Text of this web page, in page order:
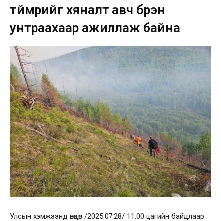
түймрийг хяналт авч бүрэн
унтраахаар ажиллаж байна
Улсын хэмжээнд өнөөдөр /2025.07.28/ 11:00 цагийн байдлаар